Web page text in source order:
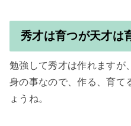
秀才は育つが天才は
勉強して秀才は作れますが
身の事なので、作る、育て
ょうね。